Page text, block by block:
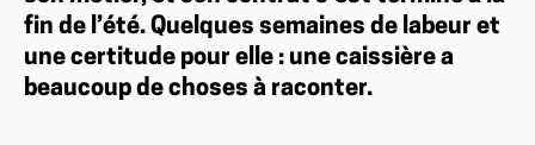
fin de l’été. Quelques semaines de labeur et
une certitude pour elle : une caissière a
beaucoup de choses à raconter.